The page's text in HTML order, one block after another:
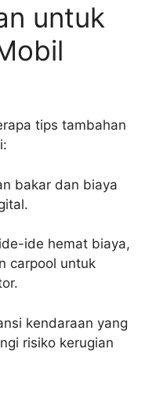
untuk
tips tambahan
bakar dan biaya
ide hemat biaya,
carpool untuk
kendaraan yang
risiko kerugian